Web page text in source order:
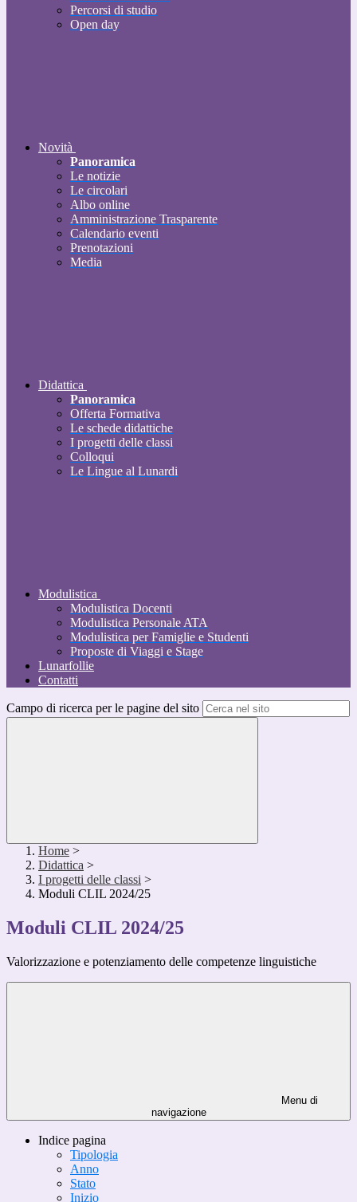
Percorsi di studio
Open day
Novità
Panoramica
Le notizie
Le circolari
Albo online
Amministrazione Trasparente
Calendario eventi
Prenotazioni
Media
Didattica
Panoramica
Offerta Formativa
Le schede didattiche
I progetti delle classi
Colloqui
Le Lingue al Lunardi
Modulistica
Modulistica Docenti
Modulistica Personale ATA
Modulistica per Famiglie e Studenti
Proposte di Viaggi e Stage
Lunarfollie
Contatti
Campo di ricerca per le pagine del sito
Home >
Didattica >
I progetti delle classi >
Moduli CLIL 2024/25
Moduli CLIL 2024/25
Valorizzazione e potenziamento delle competenze linguistiche
Menu di
navigazione
Indice pagina
Tipologia
Anno
Stato
Inizio